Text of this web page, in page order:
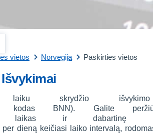
vietos Norvegija Paskirties vietos
skrydžio išvykimo
kodas BNN). Galite
laikas ir dabartinę
dieną keičiasi laiko intervalą,